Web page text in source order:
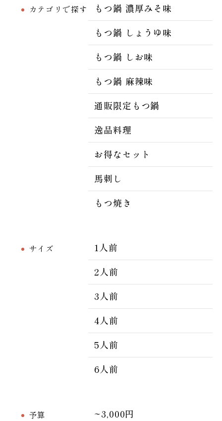
カテゴリで探す
もつ鍋 濃厚みそ味
もつ鍋 しょうゆ味
もつ鍋 しお味
もつ鍋 麻辣味
通販限定もつ鍋
逸品料理
お得なセット
馬刺し
もつ焼き
サイズ
1人前
2人前
3人前
4人前
5人前
6人前
予算
~3,000円